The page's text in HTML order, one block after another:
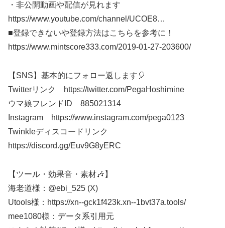
・非公開動画や配信が見れます
https://www.youtube.com/channel/UCOE8​​​…
■登録できないや登録方法はこちらを参考に！
https://www.mintscore333.com/2019-01-27-203600/
【SNS】基本的にフォロー返します🎈
Twitterリンク https://twitter.com/PegaHoshimine
ウマ娘フレンドID 885021314
Instagram https://www.instagram.com/pega0123​​​
Twinkleディスコードリンク
https://discord.gg/Euv9G8yERC
【ツール・効果音・素材🎶】
海老道様：@ebi_525 (X)
Utools様：https://xn--gck1f423k.xn--1bvt37a.tools/
mee1080様：データ系引用元